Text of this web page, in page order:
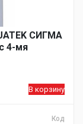
СИГМА
4-мя
В корзину
Код